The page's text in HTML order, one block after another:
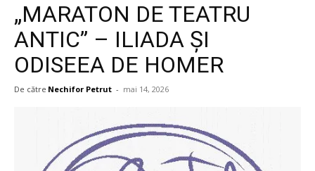
„MARATON DE TEATRU
ANTIC” – ILIADA ȘI
ODISEEA DE HOMER
De către Nechifor Petrut - mai 14, 2026